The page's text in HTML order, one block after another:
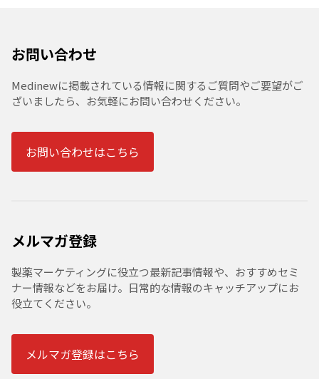
お問い合わせ
Medinewに掲載されている情報に関するご質問やご要望がご
ざいましたら、お気軽にお問い合わせください。
お問い合わせはこちら
メルマガ登録
製薬マーケティングに役立つ最新記事情報や、おすすめセミ
ナー情報などをお届け。日常的な情報のキャッチアップにお
役立てください。
メルマガ登録はこちら